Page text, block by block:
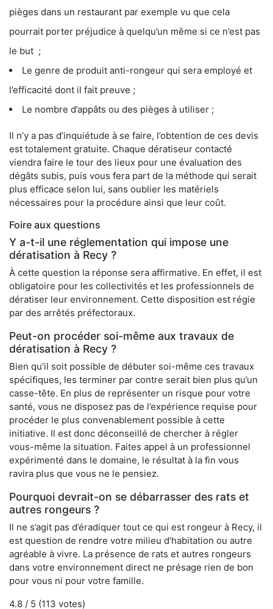
pièges dans un restaurant par exemple vu que cela
pourrait porter préjudice à quelqu’un même si ce n’est pas
le but ;
Le genre de produit anti-rongeur qui sera employé et
l’efficacité dont il fait preuve ;
Le nombre d’appâts ou des pièges à utiliser ;
Il n’y a pas d’inquiétude à se faire, l’obtention de ces devis
est totalement gratuite. Chaque dératiseur contacté
viendra faire le tour des lieux pour une évaluation des
dégâts subis, puis vous fera part de la méthode qui serait
plus efficace selon lui, sans oublier les matériels
nécessaires pour la procédure ainsi que leur coût.
Foire aux questions
Y a-t-il une réglementation qui impose une
dératisation à Recy ?
À cette question la réponse sera affirmative. En effet, il est
obligatoire pour les collectivités et les professionnels de
dératiser leur environnement. Cette disposition est régie
par des arrêtés préfectoraux.
Peut-on procéder soi-même aux travaux de
dératisation à Recy ?
Bien qu’il soit possible de débuter soi-même ces travaux
spécifiques, les terminer par contre serait bien plus qu’un
casse-tête. En plus de représenter un risque pour votre
santé, vous ne disposez pas de l’expérience requise pour
procéder le plus convenablement possible à cette
initiative. Il est donc déconseillé de chercher à régler
vous-même la situation. Faites appel à un professionnel
expérimenté dans le domaine, le résultat à la fin vous
ravira plus que vous ne le pensiez.
Pourquoi devrait-on se débarrasser des rats et
autres rongeurs ?
Il ne s’agit pas d’éradiquer tout ce qui est rongeur à Recy, il
est question de rendre votre milieu d’habitation ou autre
agréable à vivre. La présence de rats et autres rongeurs
dans votre environnement direct ne présage rien de bon
pour vous ni pour votre famille.
4.8 / 5 (113 votes)